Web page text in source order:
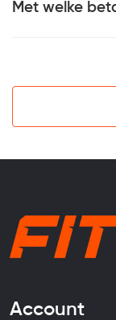
Met welke
Account